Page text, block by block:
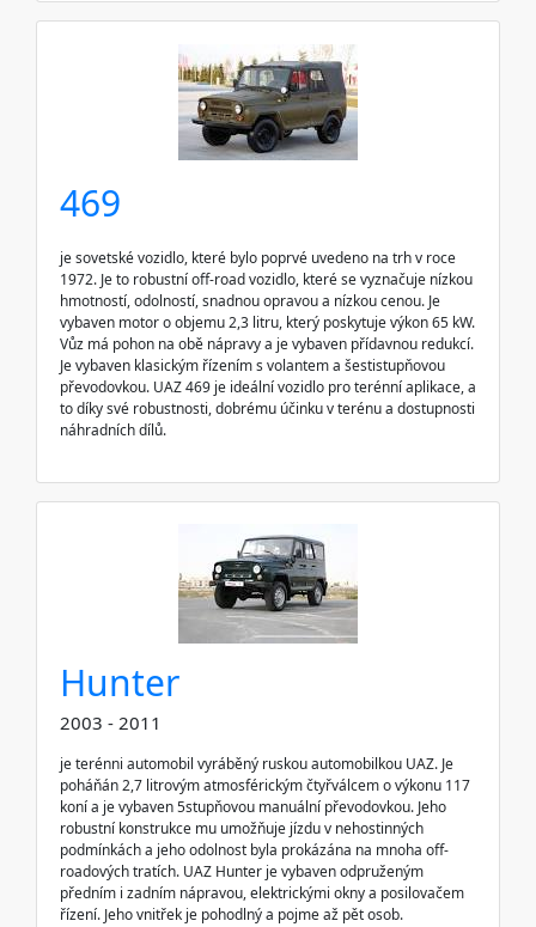
469
je sovetské vozidlo, které bylo poprvé uvedeno na trh v roce
1972. Je to robustní off-road vozidlo, které se vyznačuje nízkou
hmotností, odolností, snadnou opravou a nízkou cenou. Je
vybaven motor o objemu 2,3 litru, který poskytuje výkon 65 kW.
Vůz má pohon na obě nápravy a je vybaven přídavnou redukcí.
Je vybaven klasickým řízením s volantem a šestistupňovou
převodovkou. UAZ 469 je ideální vozidlo pro terénní aplikace, a
to díky své robustnosti, dobrému účinku v terénu a dostupnosti
náhradních dílů.
Hunter
2003 - 2011
je terénni automobil vyráběný ruskou automobilkou UAZ. Je
poháňán 2,7 litrovým atmosférickým čtyřválcem o výkonu 117
koní a je vybaven 5stupňovou manuální převodovkou. Jeho
robustní konstrukce mu umožňuje jízdu v nehostinných
podmínkách a jeho odolnost byla prokázána na mnoha off-
roadových tratích. UAZ Hunter je vybaven odpruženým
předním i zadním nápravou, elektrickými okny a posilovačem
řízení. Jeho vnitřek je pohodlný a pojme až pět osob.